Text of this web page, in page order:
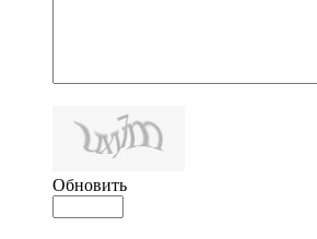
Обновить